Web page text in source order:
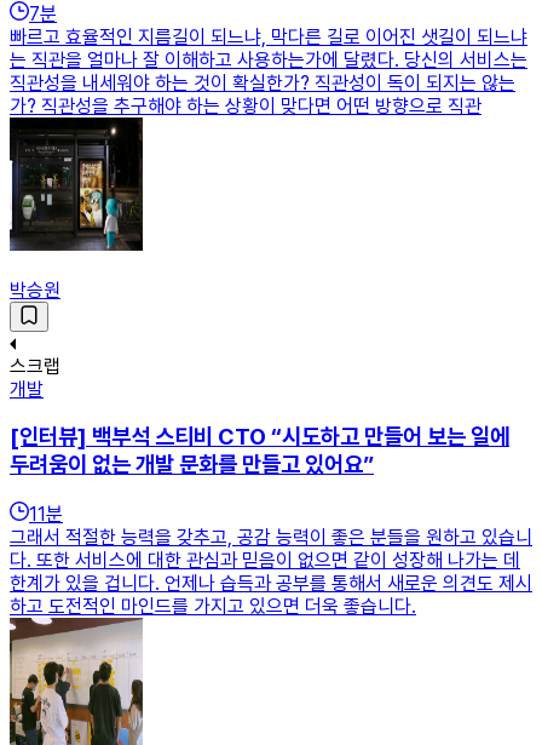
7분
빠르고 효율적인 지름길이 되느냐, 막다른 길로 이어진 샛길이 되느냐
는 직관을 얼마나 잘 이해하고 사용하는가에 달렸다. 당신의 서비스는
직관성을 내세워야 하는 것이 확실한가? 직관성이 독이 되지는 않는
가? 직관성을 추구해야 하는 상황이 맞다면 어떤 방향으로 직관
박승원
스크랩
개발
[인터뷰] 백부석 스티비 CTO “시도하고 만들어 보는 일에
두려움이 없는 개발 문화를 만들고 있어요”
11분
그래서 적절한 능력을 갖추고, 공감 능력이 좋은 분들을 원하고 있습니
다. 또한 서비스에 대한 관심과 믿음이 없으면 같이 성장해 나가는 데
한계가 있을 겁니다. 언제나 습득과 공부를 통해서 새로운 의견도 제시
하고 도전적인 마인드를 가지고 있으면 더욱 좋습니다.